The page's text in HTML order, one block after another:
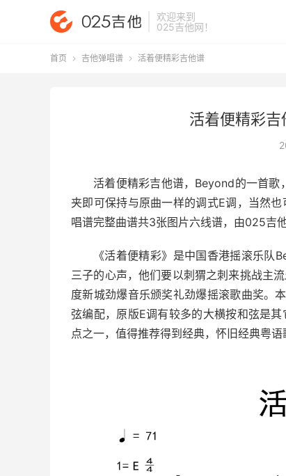
欢迎来到
025吉他网 ！
首页  吉他弹唱谱  活着便精彩吉他谱
活着便精彩
活着便精彩吉他谱，Beyond的一首歌
夹即可保持与原曲一样的调式E调，当然
唱谱完整曲谱共3张图片六线谱，由025吉他
《活着便精彩》是中国香港摇滚乐队
三子的心声，他们要以刺猬之刺来挑战主
度新城劲爆音乐颁奖礼劲爆摇滚歌曲奖。
弦编配，原版E调有较多的大横按和弦是
点之一，值得推荐得到经典，怀旧经典粤语